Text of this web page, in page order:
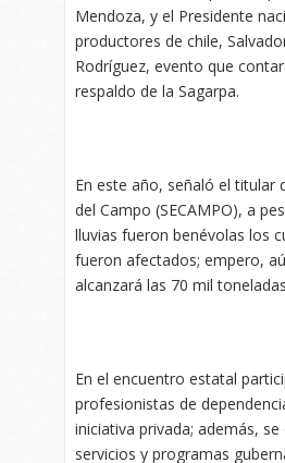
Mendoza, y el Presidente
productores de chile,
Rodríguez, evento que
respaldo de la Sagarpa.
En este año, señaló el titular
del Campo (SECAMPO), a
lluvias fueron benévolas los
fueron afectados; empero,
alcanzará las 70 mil
En el encuentro estatal
profesionistas de
iniciativa privada; además,
servicios y programas